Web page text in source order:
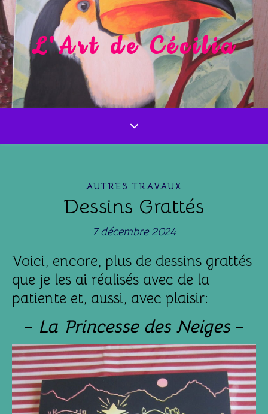
L'Art de Cécilia
AUTRES TRAVAUX
Dessins Grattés
7 décembre 2024
Voici, encore, plus de dessins grattés
que je les ai réalisés avec de la
patiente et, aussi, avec plaisir:
– La Princesse des Neiges–